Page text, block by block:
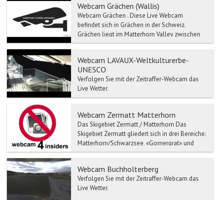
Webcam Grächen (Wallis)
Webcam Grächen . Diese Live Webcam
befindet sich in Grächen in der Schweiz.
Grächen liegt im Matterhorn Valley zwischen
Zermatt und S...
Webcam LAVAUX-Weltkulturerbe-
UNESCO
Verfolgen Sie mit der Zeitraffer-Webcam das
Live Wetter.
Webcam Zermatt Matterhorn
Das Skigebiet Zermatt / Matterhorn Das
Skigebiet Zermatt gliedert sich in drei Bereiche:
Matterhorn/Schwarzsee, «Gornergrat» und
Sunegga Rothorn. ...
Webcam Buchholterberg
Verfolgen Sie mit der Zeitraffer-Webcam das
Live Wetter.